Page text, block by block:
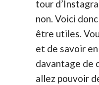
tour
non. Voici
être utiles.
et de savoir
davantage de
allez pouvoir